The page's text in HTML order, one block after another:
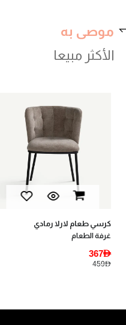
موصى به
كرسي طعام لارلا رمادي
غرفة الطعام
367AED
459AED
الأكثر مبيعا